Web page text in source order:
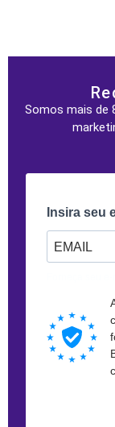
Somos mais de
Insira seu